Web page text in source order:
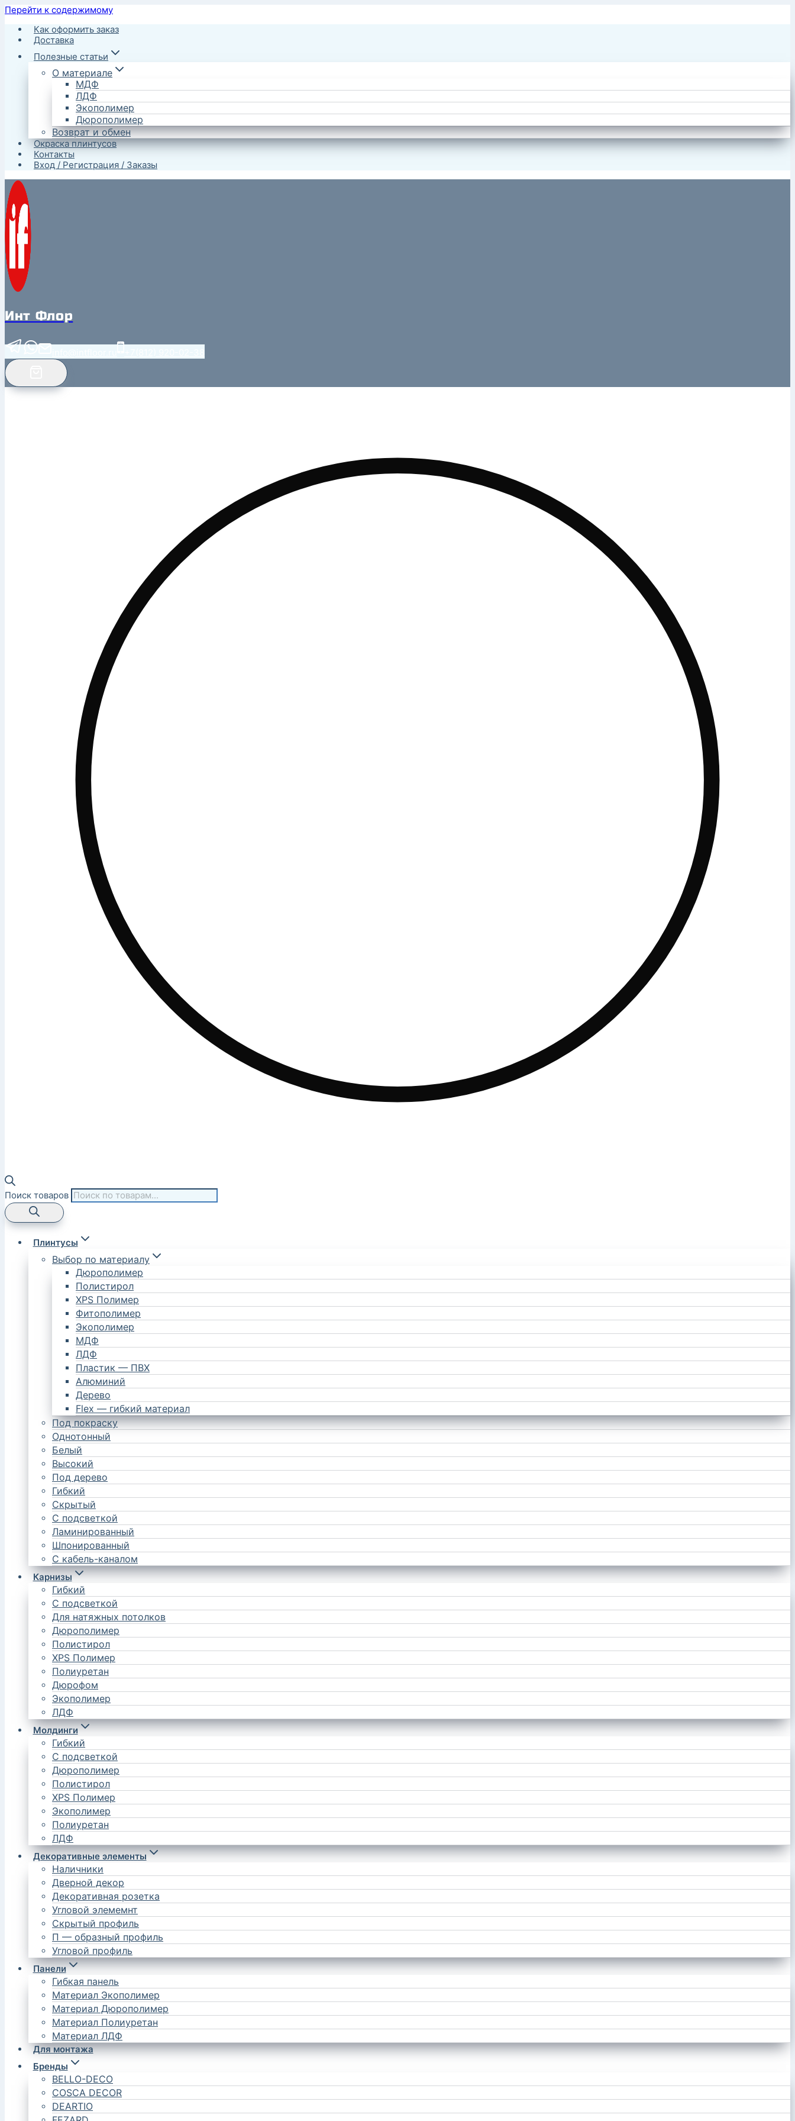
Перейти к содержимому
Как оформить заказ
Доставка
Полезные статьи
О материале
МДФ
ЛДФ
Экополимер
Дюрополимер
Возврат и обмен
Окраска плинтусов
Контакты
Вход / Регистрация / Заказы
Инт Флор
Поиск товаров
Плинтусы
Выбор по материалу
Дюрополимер
Полистирол
XPS Полимер
Фитополимер
Экополимер
МДФ
ЛДФ
Пластик — ПВХ
Алюминий
Дерево
Flex — гибкий материал
Под покраску
Однотонный
Белый
Высокий
Под дерево
Гибкий
Скрытый
С подсветкой
Ламинированный
Шпонированный
С кабель-каналом
Карнизы
Гибкий
С подсветкой
Для натяжных потолков
Дюрополимер
Полистирол
XPS Полимер
Полиуретан
Дюрофом
Экополимер
ЛДФ
Молдинги
Гибкий
С подсветкой
Дюрополимер
Полистирол
XPS Полимер
Экополимер
Полиуретан
ЛДФ
Декоративные элементы
Наличники
Дверной декор
Декоративная розетка
Угловой элемемнт
Скрытый профиль
П — образный профиль
Угловой профиль
Панели
Гибкая панель
Материал Экополимер
Материал Дюрополимер
Материал Полиуретан
Материал ЛДФ
Для монтажа
Бренды
BELLO-DECO
COSCA DECOR
DEARTIO